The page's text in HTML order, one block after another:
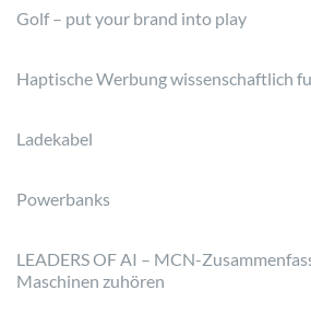
Golf – put your brand into play
Haptische Werbung wissenschaftlich
Ladekabel
Powerbanks
LEADERS OF AI – MCN-
Maschinen zuhören